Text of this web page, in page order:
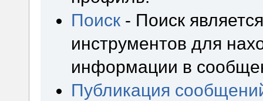
Поиск - Поиск
инструментов для
информации в
Публикация